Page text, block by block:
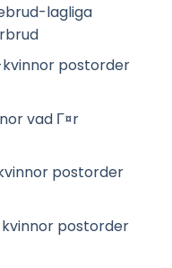
lagliga
postorder
vad Г¤r
postorder
postorder